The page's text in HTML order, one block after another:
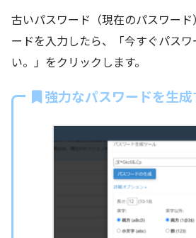
古いパスワード（現在のパスワー
ードを入力したら、「今すぐパス
い。」をクリックします。
強力なパスワードを生成